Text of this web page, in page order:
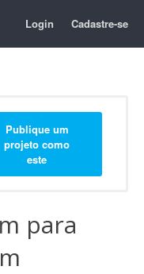
Login Cadastre-se
Publique um
projeto como
este
para